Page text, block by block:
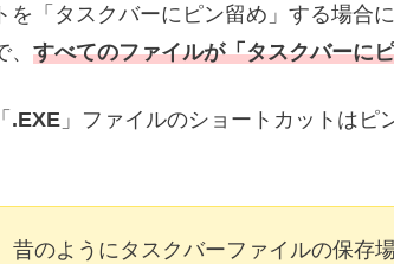
を「タスクバーにピン留め」する場合に
すべてのファイルが「タスクバーに
.EXE 」ファイルのショートカットは
昔のようにタスクバーファイルの保存